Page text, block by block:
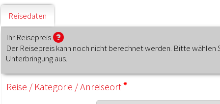
Reisedaten
Ihr Reisepreis
Der Reisepreis kann noch nicht berechnet werden. Bitte
Unterbringung aus.
Reise / Kategorie /Anreiseort